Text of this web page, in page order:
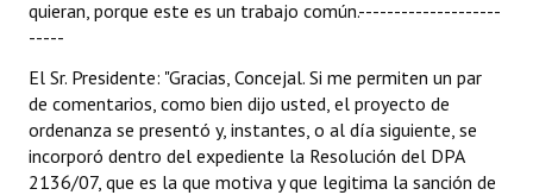
quieran, porque este es un trabajo común.--------------------
-----
El Sr. Presidente: "Gracias, Concejal. Si me permiten un par
de comentarios, como bien dijo usted, el proyecto de
ordenanza se presentó y, instantes, o al día siguiente, se
incorporó dentro del expediente la Resolución del DPA
2136/07, que es la que motiva y que legitima la sanción de